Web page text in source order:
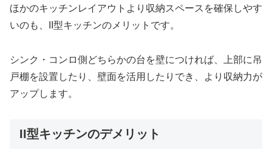
ほかのキッチンレイアウトより収納スペースを確保しやす
いのも、II型キッチンのメリットです。
シンク・コンロ側どちらかの台を壁につければ、上部に吊
戸棚を設置したり、壁面を活用したりでき、より収納力が
アップします。
II型キッチンのデメリット